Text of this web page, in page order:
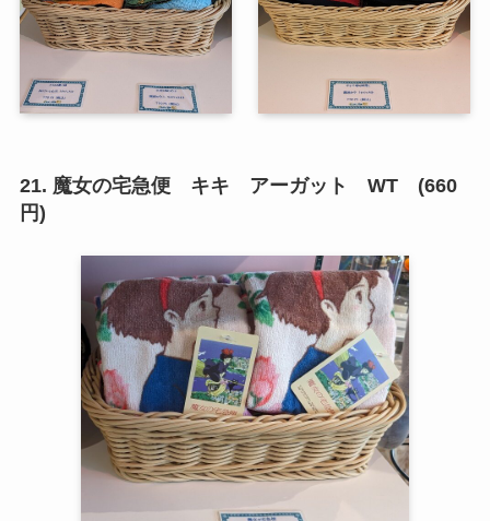
21. 魔女の宅急便 キキ アーガット WT (660
円)